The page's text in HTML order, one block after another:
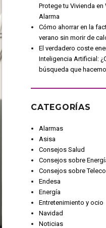
Protege tu Vivienda
Alarma
Cómo ahorrar en la
verano sin morir de
El verdadero coste
Inteligencia Artificial:
búsqueda que
CATEGORÍAS
Alarmas
Asisa
Consejos Salud
Consejos sobre
Consejos sobre
Endesa
Energía
Entretenimiento y ocio
Navidad
Noticias